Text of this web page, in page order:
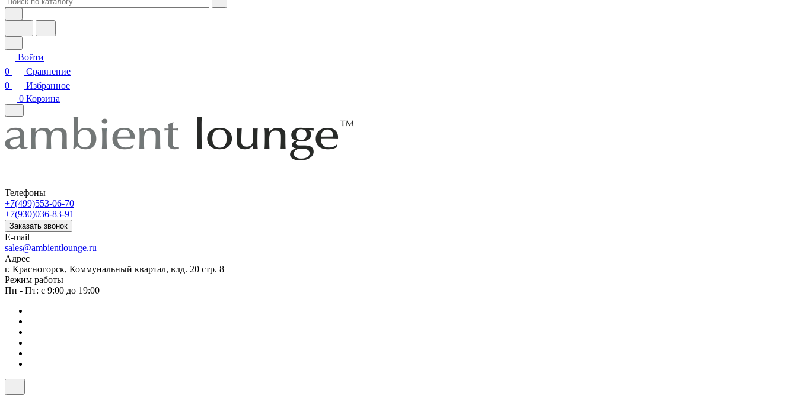
Войти
0
Сравнение
0
Избранное
0 Корзина
Телефоны
+7(499)553-06-70
+7(930)036-83-91
Заказать звонок
E-mail
sales@ambientlounge.ru
Адрес
г. Красногорск, Коммунальный квартал, влд. 20 стр. 8
Режим работы
Пн - Пт: с 9:00 до 19:00